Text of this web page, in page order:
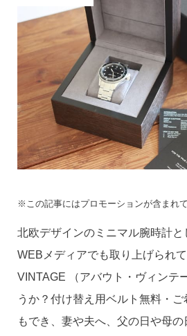
※この記事にはプロモーションが含まれて
北欧デザインのミニマル腕時計
WEBメディアでも取り上げられ
VINTAGE （アバウト・ヴィンテ
うか？付け替え用ベルト無料・
もでき、妻や夫へ、父の日や母の